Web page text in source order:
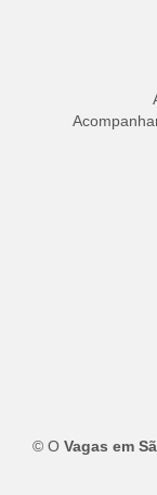
© O Vagas em